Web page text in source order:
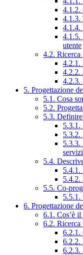
4.1.2.
4.1.3.
4.1.4.
4.1.5.
utente
4.2. Ricerca
4.2.1.
4.2.2.
4.2.3.
5. Progettazione
5.1. Cosa
5.2.
5.3.
5.3.1.
5.3.2.
5.3.3.
5.4.
5.4.1.
5.4.2.
5.5. Co-
5.5.1.
6. Progettazione
6.1. Cos’è
6.2. Ricerca
6.2.1.
6.2.2.
6.2.3.